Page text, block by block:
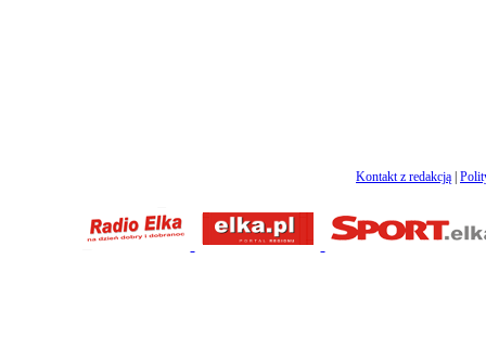
Kontakt z redakcją